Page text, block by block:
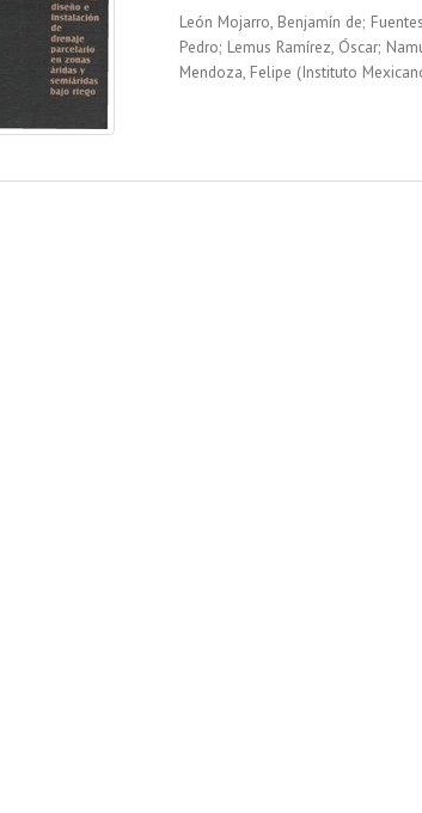
León Mojarro, Benjamín de;
Pedro; Lemus Ramírez, Óscar;
Mendoza, Felipe (Instituto